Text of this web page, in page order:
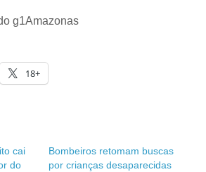
g1Amazonas
18+
cai
do
Bombeiros retomam buscas
por crianças desaparecidas